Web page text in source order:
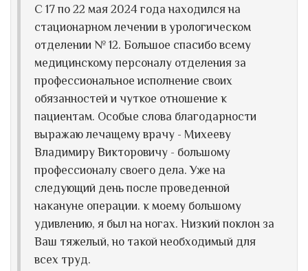
С 17 по 22 мая 2024 года находился на
стационарном лечении в урологическом
отделении № 12. Большое спасибо всему
медицинскому персоналу отделения за
профессиональное исполнение своих
обязанностей и чуткое отношение к
пациентам. Особые слова благодарности
выражаю лечащему врачу - Михееву
Владимиру Викторовичу - большому
профессионалу своего дела. Уже на
следующий день после проведенной
накануне операции. к моему большому
удивлению, я был на ногах. Низкий поклон за
Ваш тяжелый, но такой необходимый для
всех труд.